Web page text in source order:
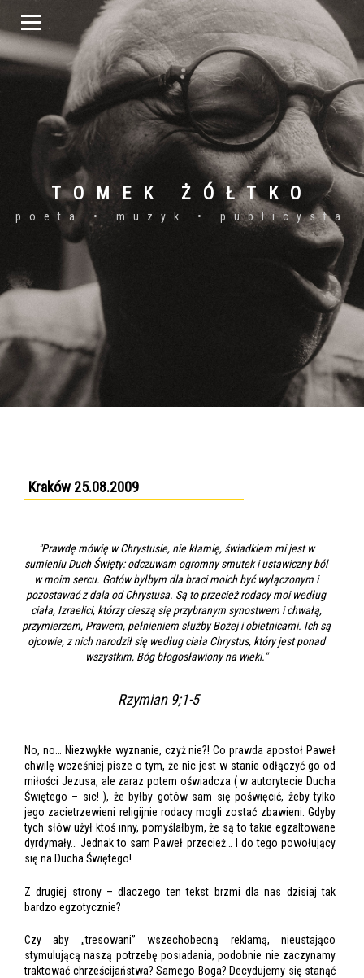
TOMEK ŻÓŁTKO
poeta • muzyk • publicysta
Kraków 25.08.2009
"Prawdę mówię w Chrystusie, nie kłamię, świadkiem mi jest w
sumieniu Duch Święty: odczuwam ogromny smutek i ustawiczny ból
w moim sercu. Gotów byłbym dla braci moich być wyłączonym i
pozostawać z dala od Chrystusa. Są to przecież rodacy moi według
ciała, Izraelici, którzy cieszą się przybranym synostwem i chwałą,
przymierzem, Prawem, pełnieniem służby Bożej i obietnicami. Ich są
ojcowie, z nich narodził się według ciała Chrystus, który jest ponad
wszystkim, Bóg błogosławiony na wieki."
Rzymian 9;1-5
No, no… Niezwykłe wyznanie, czyż nie?! Co prawda apostoł Paweł
chwilę wcześniej pisze o tym, że nic jest w stanie odłączyć go od
miłości Jezusa, ale zaraz potem oświadcza ( w autorytecie Ducha
Świętego – sic! ), że byłby gotów sam się poświęcić, żeby tylko
jego zacietrzewieni religijnie rodacy mogli zostać zbawieni. Gdyby
tych słów użył ktoś inny, pomyślałbym, że są to takie egzaltowane
dyrdymały… Jednak to sam Paweł przecież… I do tego powołujący
się na Ducha Świętego!
Z drugiej strony – dlaczego ten tekst brzmi dla nas dzisiaj tak
bardzo egzotycznie?
Czy aby „tresowani” wszechobecną reklamą, nieustająco
stymulującą naszą potrzebę posiadania, podobnie nie zaczynamy
traktować chrześcijaństwa? Samego Boga? Decydujemy się stanąć